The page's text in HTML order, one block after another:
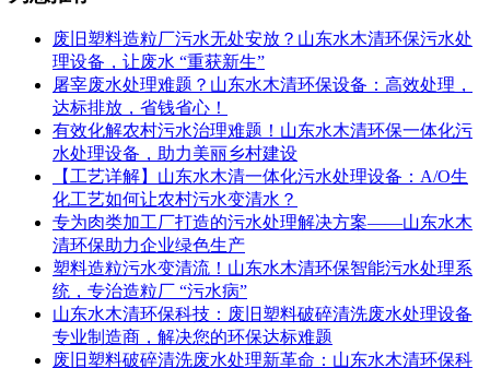
废旧塑料造粒厂污水无处安放？山东水木清环保污水处
理设备，让废水 “重获新生”
屠宰废水处理难题？山东水木清环保设备：高效处理，
达标排放，省钱省心！
有效化解农村污水治理难题！山东水木清环保一体化污
水处理设备，助力美丽乡村建设
【工艺详解】山东水木清一体化污水处理设备：A/O生
化工艺如何让农村污水变清水？
专为肉类加工厂打造的污水处理解决方案——山东水木
清环保助力企业绿色生产
塑料造粒污水变清流！山东水木清环保智能污水处理系
统，专治造粒厂 “污水病”
山东水木清环保科技：废旧塑料破碎清洗废水处理设备
专业制造商，解决您的环保达标难题
废旧塑料破碎清洗废水处理新革命：山东水木清环保科